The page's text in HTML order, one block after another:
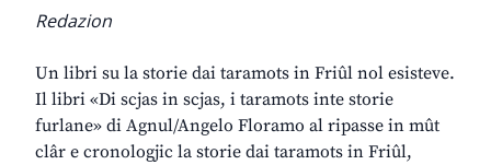
Redazion
Un libri su la storie dai taramots in Friûl nol esisteve.
Il libri «Di scjas in scjas, i taramots inte storie
furlane» di Agnul/Angelo Floramo al ripasse in mût
clâr e cronologjic la storie dai taramots in Friûl,